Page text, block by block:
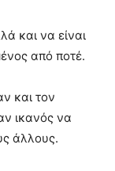
και να είναι
από ποτέ.
και τον
ικανός να
άλλους.